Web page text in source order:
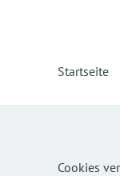
Startseite
Cookies